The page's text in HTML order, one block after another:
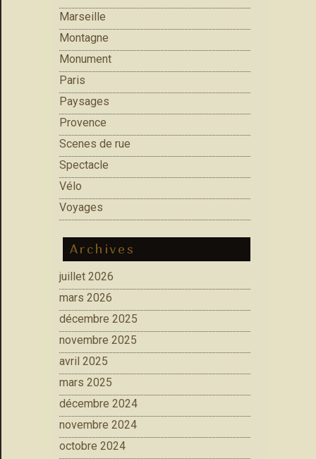
Marseille
Montagne
Monument
Paris
Paysages
Provence
Scenes de rue
Spectacle
Vélo
Voyages
Archives
juillet 2026
mars 2026
décembre 2025
novembre 2025
avril 2025
mars 2025
décembre 2024
novembre 2024
octobre 2024